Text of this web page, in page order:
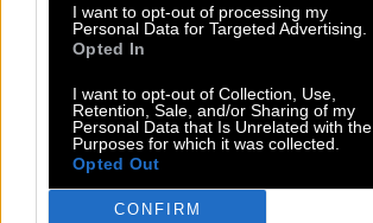
I want to opt-out of processing my
Personal Data for Targeted Advertising.
Opted In
I want to opt-out of Collection, Use,
Retention, Sale, and/or Sharing of my
Personal Data that Is Unrelated with the
Purposes for which it was collected.
Opted Out
CONFIRM
με την υποστήριξη